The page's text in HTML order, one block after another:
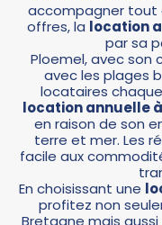
accompagner tout
offres, la location
par sa
Ploemel, avec son
avec les plages
locataires
location annuelle
en raison de son
terre et mer. Les
facile aux
En choisissant une
profitez non
Bretagne mais